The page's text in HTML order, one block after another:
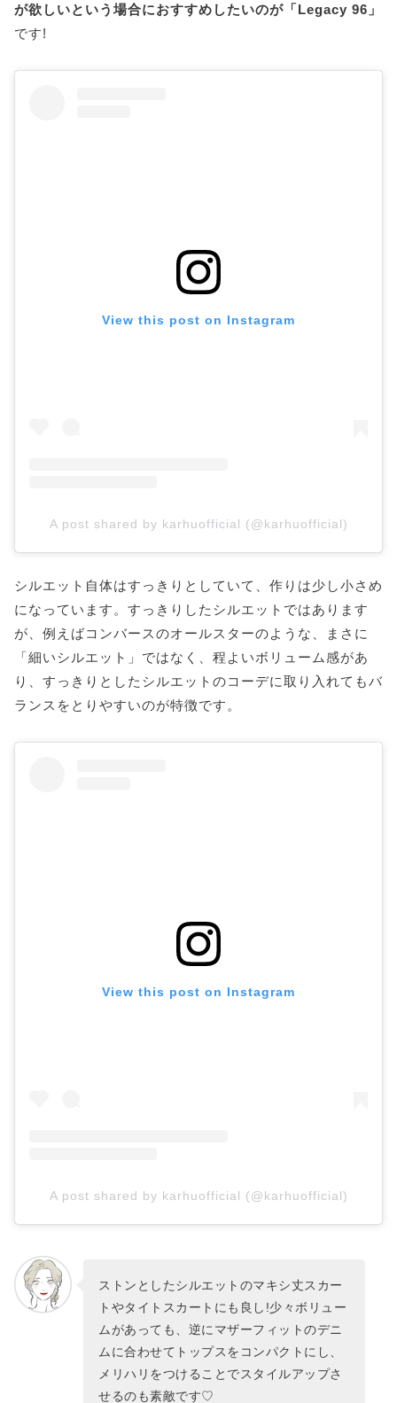
が欲しいという場合におすすめしたいのが「Legacy 96」
です!
View this post on Instagram
A post shared by karhuofficial (@karhuofficial)
シルエット自体はすっきりとしていて、作りは少し小さめ
になっています。すっきりしたシルエットではあります
が、例えばコンバースのオールスターのような、まさに
「細いシルエット」ではなく、程よいボリューム感があ
り、すっきりとしたシルエットのコーデに取り入れてもバ
ランスをとりやすいのが特徴です。
View this post on Instagram
A post shared by karhuofficial (@karhuofficial)
ストンとしたシルエットのマキシ丈スカー
トやタイトスカートにも良し!少々ボリュー
ムがあっても、逆にマザーフィットのデニ
ムに合わせてトップスをコンパクトにし、
メリハリをつけることでスタイルアップさ
せるのも素敵です♡